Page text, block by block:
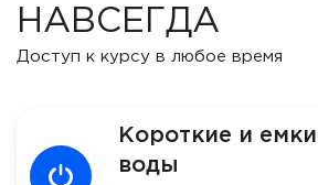
НАВСЕГДА
Доступ к курсу в любое время
Короткие и
воды